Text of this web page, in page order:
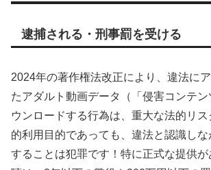
逮捕される・刑事罰を受ける
2024年の著作権法改正により、違法に
たアダルト動画データ（「侵害コンテ
ウンロードする行為は、重大な法的リ
的利用目的であっても、違法と認識し
することは犯罪です！特に正式な提供